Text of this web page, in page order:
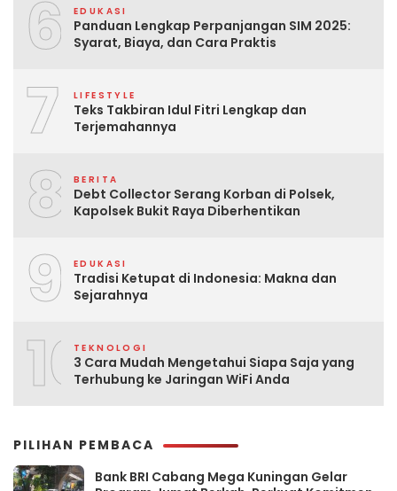
6 EDUKASI
Panduan Lengkap Perpanjangan SIM 2025:
Syarat, Biaya, dan Cara Praktis
7 LIFESTYLE
Teks Takbiran Idul Fitri Lengkap dan
Terjemahannya
8 BERITA
Debt Collector Serang Korban di Polsek,
Kapolsek Bukit Raya Diberhentikan
9 EDUKASI
Tradisi Ketupat di Indonesia: Makna dan
Sejarahnya
10TEKNOLOGI
3 Cara Mudah Mengetahui Siapa Saja yang
Terhubung ke Jaringan WiFi Anda
PILIHAN PEMBACA
Bank BRI Cabang Mega Kuningan Gelar